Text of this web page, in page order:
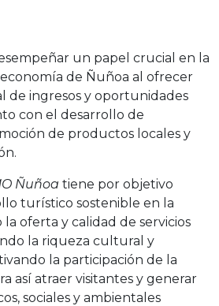
un papel crucial en la
de Ñuñoa al ofrecer
de ingresos y oportunidades
con el desarrollo de
de productos locales y
Ñuñoa tiene por objetivo
turístico sostenible en la
oferta y calidad de servicios
la riqueza cultural y
la participación de la
así atraer visitantes y generar
sociales y ambientales